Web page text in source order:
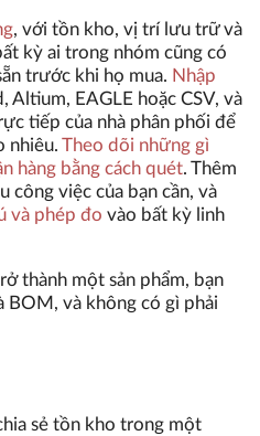
, với tồn kho, vị trí lưu trữ và
kỳ ai trong nhóm cũng có
trước khi họ mua. Nhập
Altium, EAGLE hoặc CSV, và
tiếp của nhà phân phối để
nhiêu. Theo dõi những gì
hàng bằng cách quét. Thêm
công việc của bạn cần, và
và phép đo vào bất kỳ linh
thành một sản phẩm, bạn
BOM, và không có gì phải
sẻ tồn kho trong một